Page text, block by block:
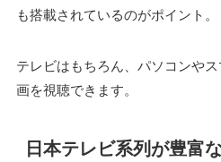
も搭載されているのがポイント。
テレビはもちろん、パソコンや
画を視聴できます。
日本テレビ系列が豊富